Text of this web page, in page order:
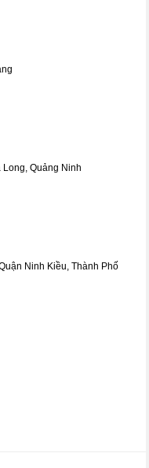
Quảng Ninh
Ninh Kiều, Thành Phố